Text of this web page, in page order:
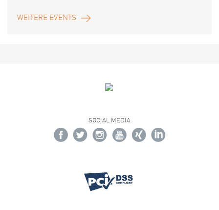
WEITERE EVENTS
SOCIAL MEDIA